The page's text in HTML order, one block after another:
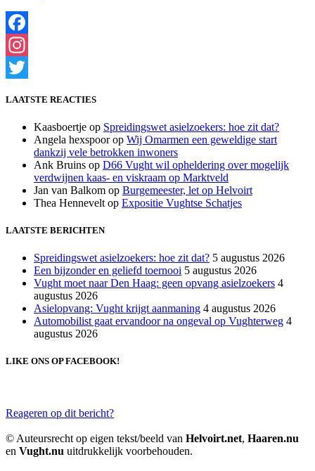
Facebook
Instagram
LAATSTE REACTIES
Kaasboertje op Spreidingswet asielzoekers: hoe zit dat?
Angela hexspoorop Wij Omarmen een geweldige start
dankzij vele betrokken inwoners
Ank Bruins op D66 Vught wil opheldering over mogelijk
verdwijnen kaas- en viskraam op Marktveld
Jan van Balkom op Burgemeester, let op Helvoirt
Thea Hennevelt op Expositie Vughtse Schatjes
LAATSTE BERICHTEN
Spreidingswet asielzoekers: hoe zit dat? 5 augustus 2026
Een bijzonder en geliefd toernooi 5 augustus 2026
Vught moet naar Den Haag: geen opvang asielzoekers 4
augustus 2026
Asielopvang: Vught krijgt aanmaning 4 augustus 2026
Automobilist gaat ervandoor na ongeval op Vughterweg 4
augustus 2026
LIKE ONS OP FACEBOOK!
Reageren op dit bericht?
© Auteursrecht op eigen tekst/beeld van Helvoirt.net, Haaren.nu
en Vught.nu uitdrukkelijk voorbehouden.